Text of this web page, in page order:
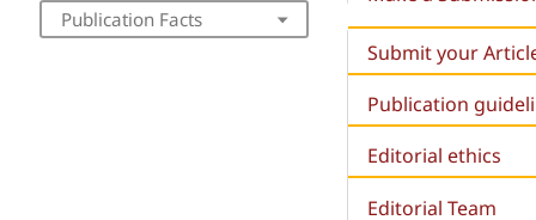
Publication Facts
Submit your
Publication
Editorial ethics
Editorial Team